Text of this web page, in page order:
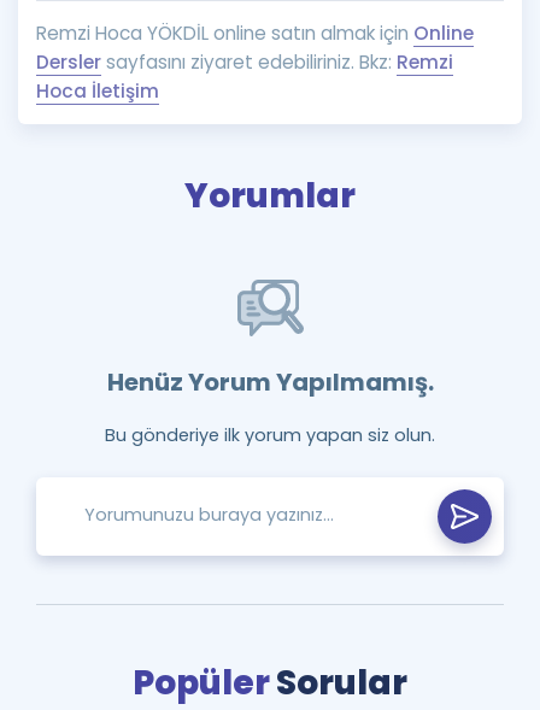
ÖSYM Sınav Takvimi
Kampanyalar
Blog
İngilizce Gramer
Remzi Hoca YÖKDİL online satın almak için Online
Derslersayfasını ziyaret edebiliriniz. Bkz: Remzi
Hoca İletişim
Yorumlar
Henüz Yorum Yapılmamış.
Bu gönderiye ilk yorum yapan siz olun.
PopülerSorular